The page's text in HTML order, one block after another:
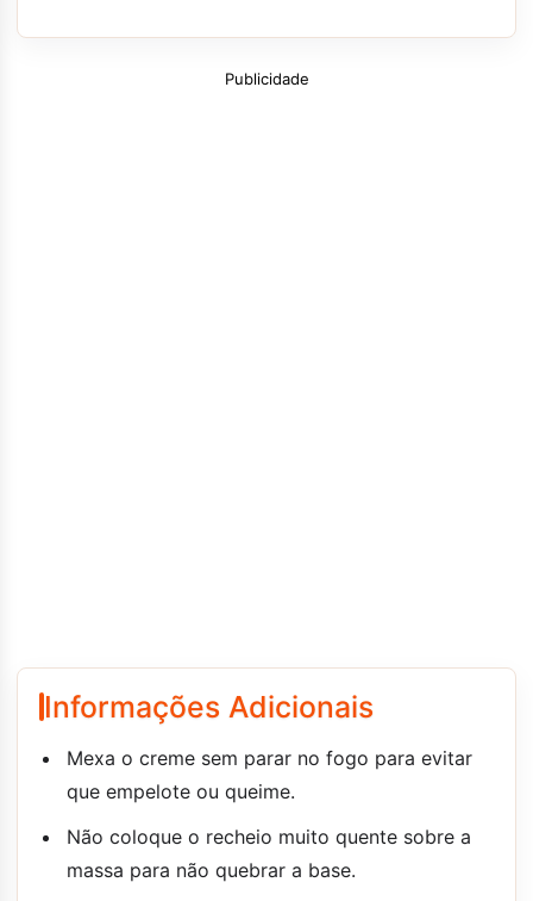
Publicidade
Informações Adicionais
Mexa o creme sem parar no fogo para evitar
que empelote ou queime.
Não coloque o recheio muito quente sobre a
massa para não quebrar a base.